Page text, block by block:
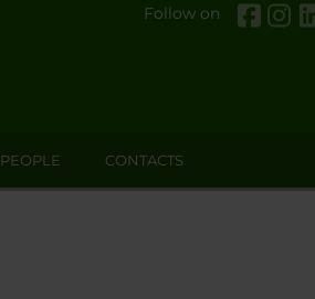
Follow on
PEOPLE CONTACTS